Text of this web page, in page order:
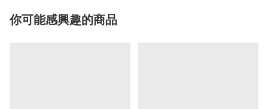
你可能感興趣的商品